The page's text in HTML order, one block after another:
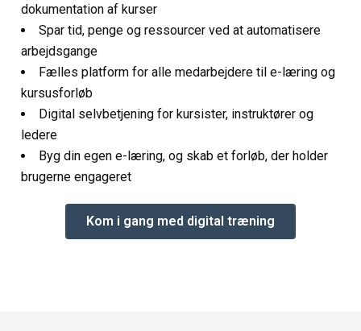
dokumentation af kurser
Spar tid, penge og ressourcer ved at automatisere
arbejdsgange
Fælles platform for alle medarbejdere til e-læring og
kursusforløb
Digital selvbetjening for kursister, instruktører og
ledere
Byg din egen e-læring, og skab et forløb, der holder
brugerne engageret
Kom i gang med digital træning